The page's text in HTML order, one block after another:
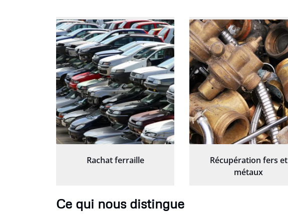
Rachat ferraille
Récupération fers et
métaux
Ce qui nous distingue